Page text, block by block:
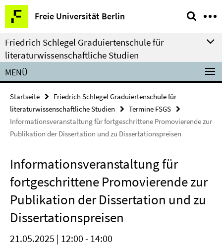
Springe
direkt
zu
Inhalt
Freie Universität Berlin
Service-
Navigation
Friedrich Schlegel Graduiertenschule für
literaturwissenschaftliche Studien
MENÜ
Startseite
Friedrich Schlegel Graduiertenschule für
literaturwissenschaftliche Studien
Termine FSGS
Informationsveranstaltung für fortgeschrittene Promovierende zur
Publikation der Dissertation und zu Dissertationspreisen
Informationsveranstaltung für
fortgeschrittene Promovierende zur
Publikation der Dissertation und zu
Dissertationspreisen
21.05.2025 | 12:00 - 14:00